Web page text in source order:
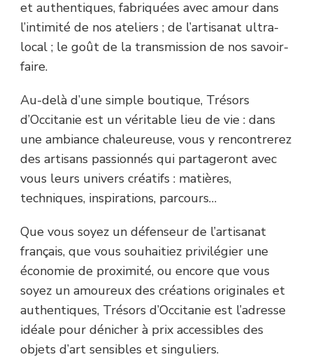
et authentiques, fabriquées avec amour dans
l’intimité de nos ateliers ; de l’artisanat ultra-
local ; le goût de la transmission de nos savoir-
faire.
Au-delà d’une simple boutique, Trésors
d’Occitanie est un véritable lieu de vie : dans
une ambiance chaleureuse, vous y rencontrerez
des artisans passionnés qui partageront avec
vous leurs univers créatifs : matières,
techniques, inspirations, parcours…
Que vous soyez un défenseur de l’artisanat
français, que vous souhaitiez privilégier une
économie de proximité, ou encore que vous
soyez un amoureux des créations originales et
authentiques, Trésors d’Occitanie est l’adresse
idéale pour dénicher à prix accessibles des
objets d’art sensibles et singuliers.